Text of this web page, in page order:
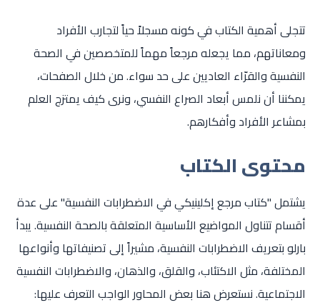
تتجلى أهمية الكتاب في كونه مسجلاً حياً لتجارب الأفراد
ومعاناتهم، مما يجعله مرجعاً مهماً للمتخصصين في الصحة
النفسية والقرّاء العاديين على حد سواء. من خلال الصفحات،
يمكننا أن نلمس أبعاد الصراع النفسي، ونرى كيف يمتزج العلم
بمشاعر الأفراد وأفكارهم.
محتوى الكتاب
يشتمل "كتاب مرجع إكلينيكي في الاضطرابات النفسية" على عدة
أقسام تتناول المواضيع الأساسية المتعلقة بالصحة النفسية. يبدأ
بارلو بتعريف الاضطرابات النفسية، مشيراً إلى تصنيفاتها وأنواعها
المختلفة، مثل الاكتئاب، والقلق، والذهان، والاضطرابات النفسية
الاجتماعية. نستعرض هنا بعض المحاور الواجب التعرف عليها: